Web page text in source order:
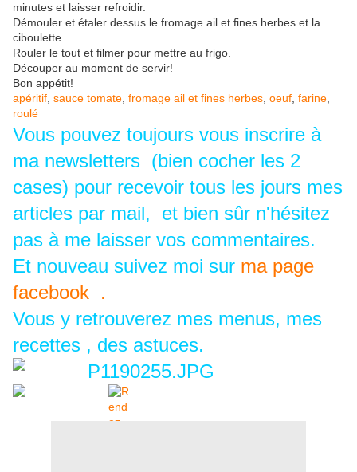
minutes et laisser refroidir.
Démouler et étaler dessus le fromage ail et fines herbes et la
ciboulette.
Rouler le tout et filmer pour mettre au frigo.
Découper au moment de servir!
Bon appétit!
apéritif sauce tomate fromage ail et fines herbes oeuf farine
roulé
Vous pouvez toujours vous inscrire à
ma newsletters (bien cocher les 2
cases) pour recevoir tous les jours mes
articles par mail, et bien sûr n'hésitez
pas à me laisser vos commentaires.
Et nouveau suivez moi sur ma page
facebook .
Vous y retrouverez mes menus, mes
recettes , des astuces.